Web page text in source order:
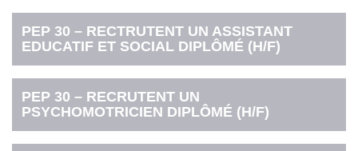
PEP 30 – RECTRUTENT UN ASSISTANT
EDUCATIF ET SOCIAL DIPLÔMÉ (H/F)
PEP 30 – RECRUTENT UN
PSYCHOMOTRICIEN DIPLÔMÉ (H/F)